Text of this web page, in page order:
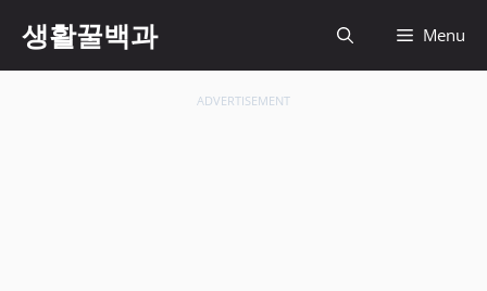
생활꿀백과 Menu
ADVERTISEMENT